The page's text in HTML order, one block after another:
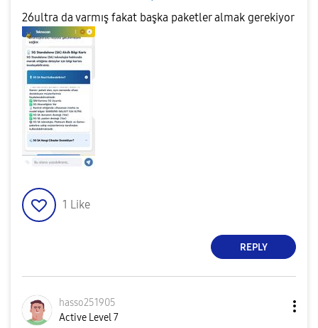
26ultra da varmış fakat başka paketler almak gerekiyor
1 Like
REPLY
hasso251905
Active Level 7